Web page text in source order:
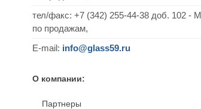
тел/факс: +7 (342) 255-44-38 доб. 102 -
по продажам,
E-mail: info@glass59.ru
О компании:
Партнеры